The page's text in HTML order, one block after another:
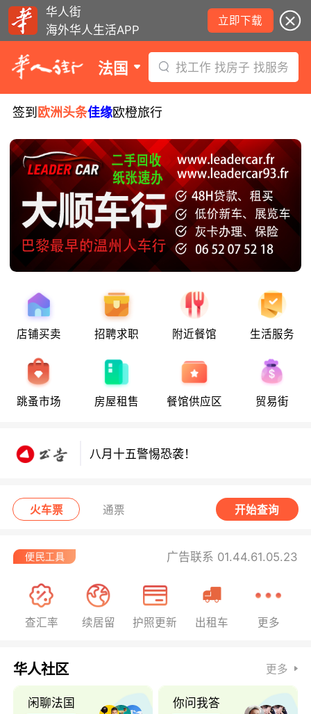
华人街
海外华人生活APP
立即下载
法国 找工作 找房子 找服务
签到 欧洲头条佳缘欧橙旅行
店铺买卖 招聘求职 附近餐馆 生活服务
跳蚤市场 房屋租售 餐馆供应区 贸易街
八月十五警惕恐袭！
八月十五警惕恐袭！
火车票 通票 开始查询
广告联系 01.44.61.05.23
查汇率 续居留 护照更新 出租车 更多
华人社区 更多
闲聊法国 你问我答